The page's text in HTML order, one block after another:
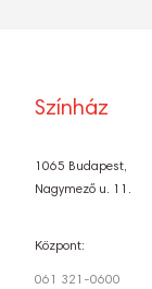
Színház
1065 Budapest,
Nagymező u. 11.
Központ:
061 321-0600